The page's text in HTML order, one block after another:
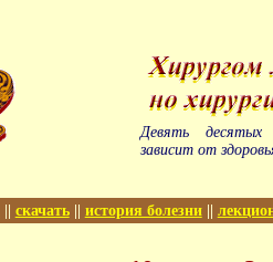
Девять десятых
зависит от
|| скачать|| история болезни||